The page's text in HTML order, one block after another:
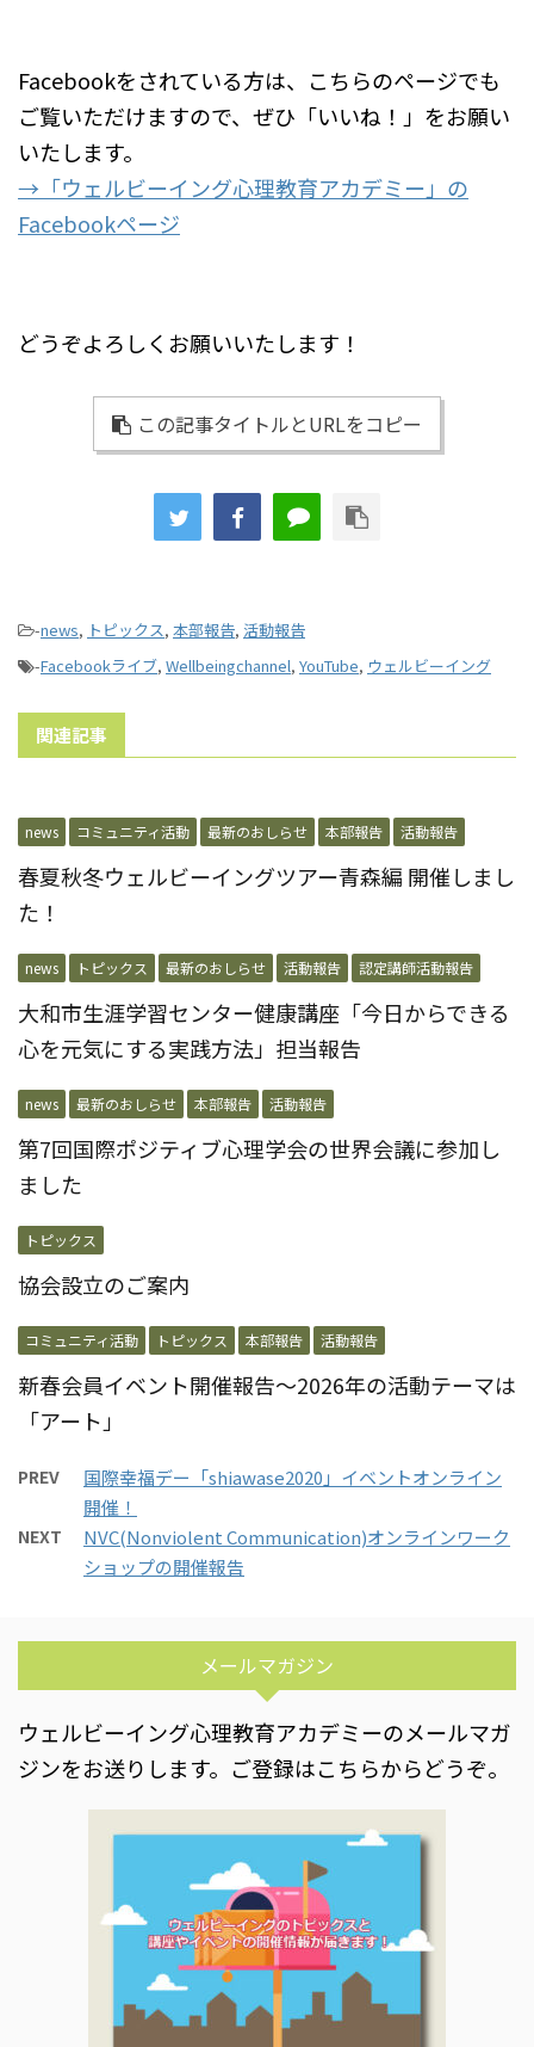
Facebookをされている方は、こちらのページでも
ご覧いただけますので、ぜひ「いいね！」をお願い
いたします。
→「ウェルビーイング心理教育アカデミー」の
Facebookページ
どうぞよろしくお願いいたします！
この記事タイトルとURLをコピー
-news, トピックス, 本部報告, 活動報告
-Facebookライブ, Wellbeingchannel, YouTube, ウェルビーイング
関連記事
news コミュニティ活動 最新のおしらせ 本部報告 活動報告
春夏秋冬ウェルビーイングツアー青森編 開催しまし
た！
news トピックス 最新のおしらせ 活動報告 認定講師活動報告
大和市生涯学習センター健康講座「今日からできる
心を元気にする実践方法」担当報告
news 最新のおしらせ 本部報告 活動報告
第7回国際ポジティブ心理学会の世界会議に参加し
ました
トピックス
協会設立のご案内
コミュニティ活動 トピックス 本部報告 活動報告
新春会員イベント開催報告〜2026年の活動テーマは
「アート」
PREV
国際幸福デー「shiawase2020」イベントオンライン
開催！
NEXT
NVC(Nonviolent Communication)オンラインワーク
ショップの開催報告
メールマガジン
ウェルビーイング心理教育アカデミーのメールマガ
ジンをお送りします。ご登録はこちらからどうぞ。